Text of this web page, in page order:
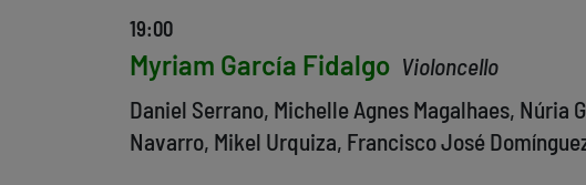
19:00
Myriam García Fidalgo Violoncello
Daniel Serrano, Michelle Agnes Magalhaes, Núria
Navarro, Mikel Urquiza, Francisco José